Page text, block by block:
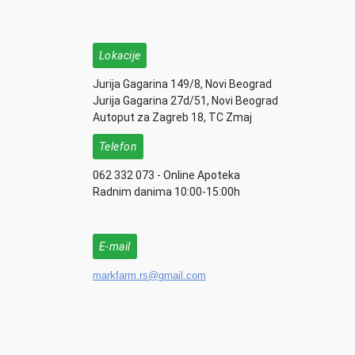
Lokacije
Jurija Gagarina 149/8, Novi Beograd
Jurija Gagarina 27d/51, Novi Beograd
Autoput za Zagreb 18, TC Zmaj
Telefon
062 332 073 - Online Apoteka
Radnim danima 10:00-15:00h
E-mail
markfarm.rs@gmail.com